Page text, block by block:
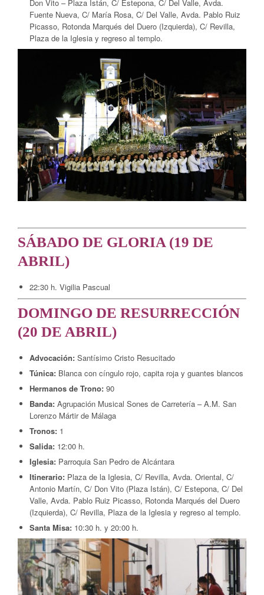
Don Vito – Plaza Istán, C/ Estepona, C/ Del Valle, Avda.
Fuente Nueva, C/ María Rosa, C/ Del Valle, Avda. Pablo Ruiz
Picasso, Rotonda Marqués del Duero (Izquierda), C/ Revilla,
Plaza de la Iglesia y regreso al templo.
SÁBADO DE GLORIA (19 DE
ABRIL)
22:30 h. Vigilia Pascual
DOMINGO DE RESURRECCIÓN
(20 DE ABRIL)
Advocación: Santísimo Cristo Resucitado
Túnica: Blanca con cíngulo rojo, capita roja y guantes blancos
Hermanos de Trono: 90
Banda: Agrupación Musical Sones de Carretería – A.M. San
Lorenzo Mártir de Málaga
Tronos: 1
Salida: 12:00 h.
Iglesia: Parroquia San Pedro de Alcántara
Itinerario: Plaza de la Iglesia, C/ Revilla, Avda. Oriental, C/
Antonio Martín, C/ Don Vito (Plaza Istán), C/ Estepona, C/ Del
Valle, Avda. Pablo Ruiz Picasso, Rotonda Marqués del Duero
(Izquierda), C/ Revilla, Plaza de la Iglesia y regreso al templo.
Santa Misa: 10:30 h. y 20:00 h.